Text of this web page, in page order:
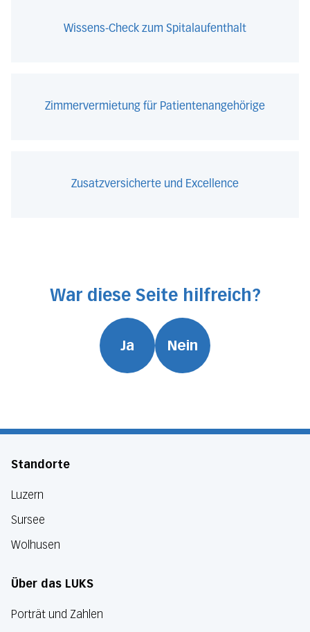
Wissens-Check zum Spitalaufenthalt
Zimmervermietung für Patientenangehörige
Zusatzversicherte und Excellence
War diese Seite hilfreich?
Ja Nein
Standorte
Luzern
Sursee
Wolhusen
Über das LUKS
Porträt und Zahlen